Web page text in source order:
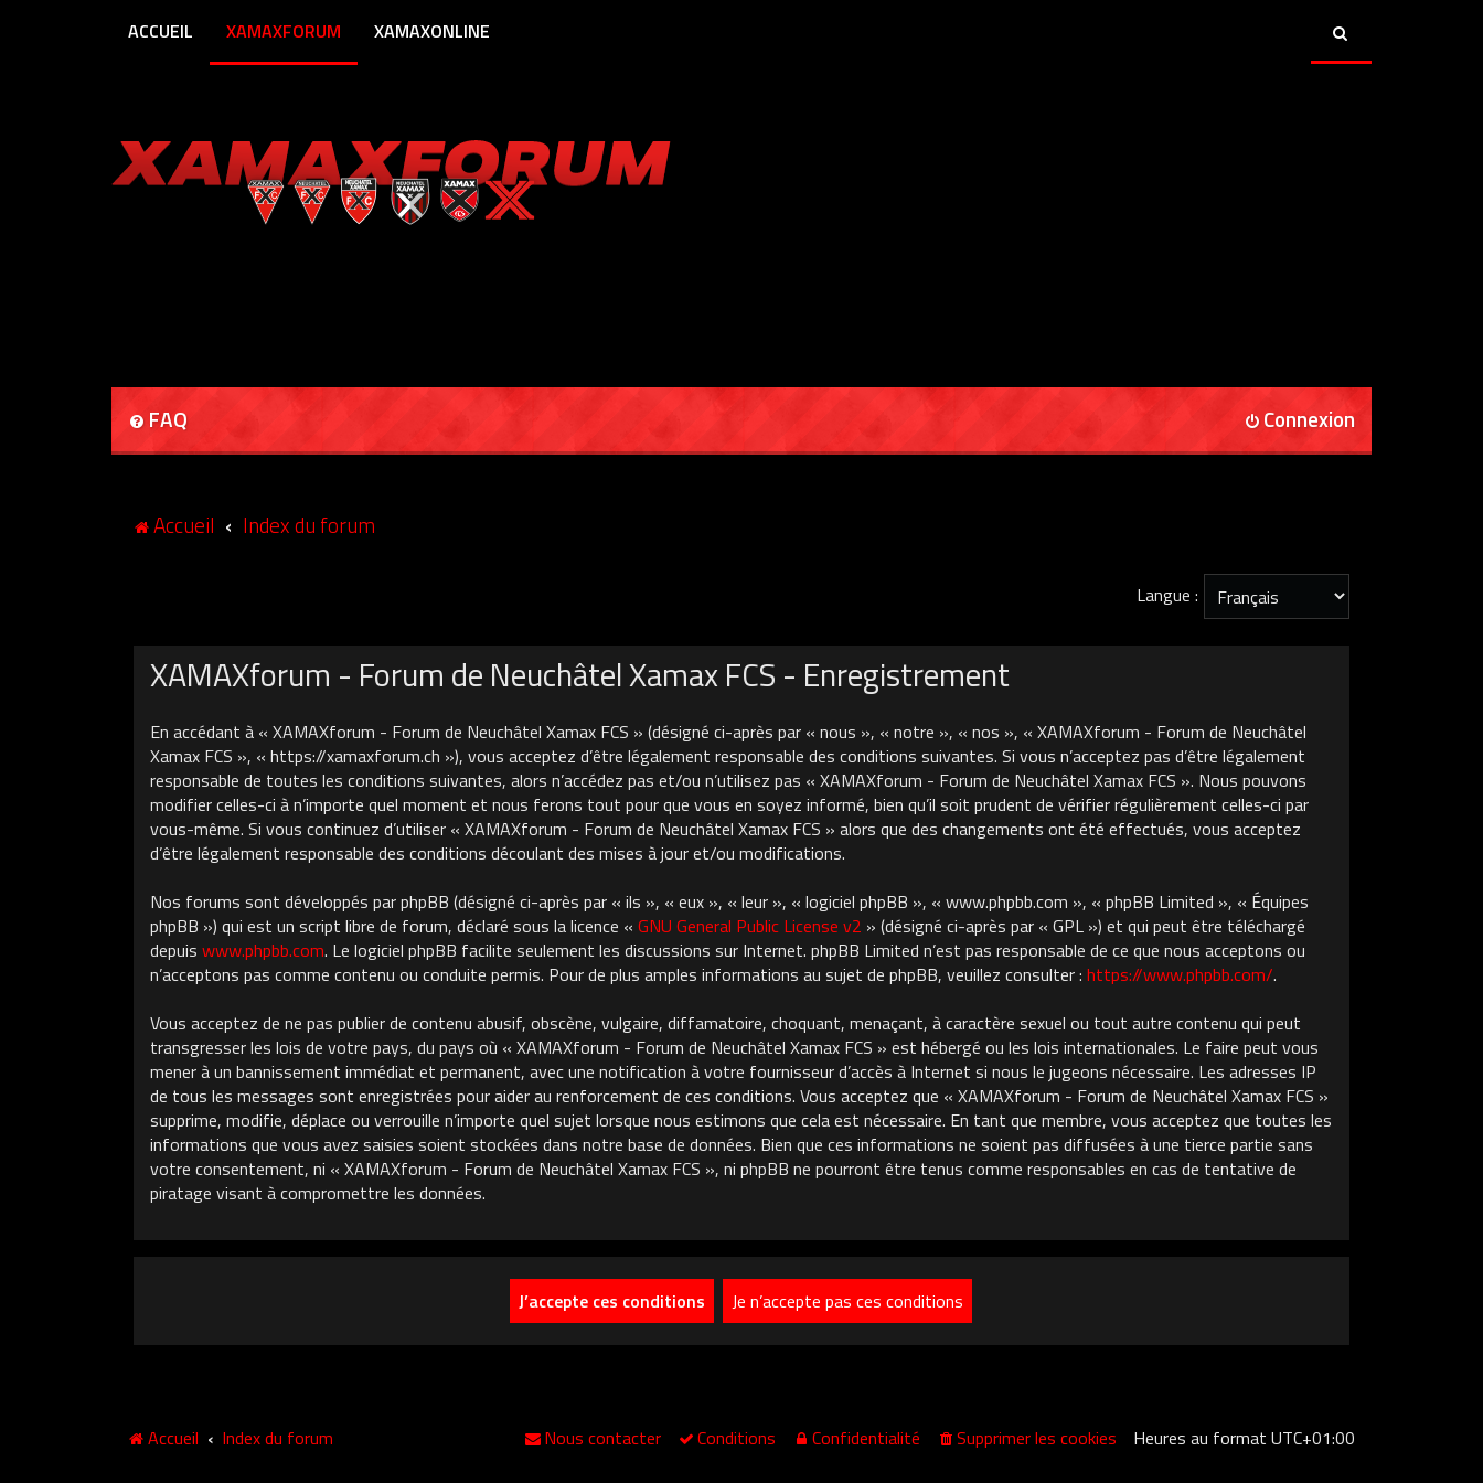
ACCUEIL XAMAXFORUM XAMAXONLINE
FAQ Connexion
Accueil Index du forum
Langue :
XAMAXforum - Forum de Neuchâtel Xamax FCS - Enregistrement
En accédant à « XAMAXforum - Forum de Neuchâtel Xamax FCS » (désigné ci-après par « nous », « notre », « nos », « XAMAXforum - Forum de Neuchâtel
Xamax FCS », « https://xamaxforum.ch »), vous acceptez d’être légalement responsable des conditions suivantes. Si vous n’acceptez pas d’être légalement
responsable de toutes les conditions suivantes, alors n’accédez pas et/ou n’utilisez pas « XAMAXforum - Forum de Neuchâtel Xamax FCS ». Nous pouvons
modifier celles-ci à n’importe quel moment et nous ferons tout pour que vous en soyez informé, bien qu’il soit prudent de vérifier régulièrement celles-ci par
vous-même. Si vous continuez d’utiliser « XAMAXforum - Forum de Neuchâtel Xamax FCS » alors que des changements ont été effectués, vous acceptez
d’être légalement responsable des conditions découlant des mises à jour et/ou modifications.
Nos forums sont développés par phpBB (désigné ci-après par « ils », « eux », « leur », « logiciel phpBB », « www.phpbb.com », « phpBB Limited », « Équipes
phpBB ») qui est un script libre de forum, déclaré sous la licence « GNU General Public License v2 » (désigné ci-après par « GPL ») et qui peut être téléchargé
depuis www.phpbb.com. Le logiciel phpBB facilite seulement les discussions sur Internet. phpBB Limited n’est pas responsable de ce que nous acceptons ou
n’acceptons pas comme contenu ou conduite permis. Pour de plus amples informations au sujet de phpBB, veuillez consulter : https://www.phpbb.com/.
Vous acceptez de ne pas publier de contenu abusif, obscène, vulgaire, diffamatoire, choquant, menaçant, à caractère sexuel ou tout autre contenu qui peut
transgresser les lois de votre pays, du pays où « XAMAXforum - Forum de Neuchâtel Xamax FCS » est hébergé ou les lois internationales. Le faire peut vous
mener à un bannissement immédiat et permanent, avec une notification à votre fournisseur d’accès à Internet si nous le jugeons nécessaire. Les adresses IP
de tous les messages sont enregistrées pour aider au renforcement de ces conditions. Vous acceptez que « XAMAXforum - Forum de Neuchâtel Xamax FCS »
supprime, modifie, déplace ou verrouille n’importe quel sujet lorsque nous estimons que cela est nécessaire. En tant que membre, vous acceptez que toutes les
informations que vous avez saisies soient stockées dans notre base de données. Bien que ces informations ne soient pas diffusées à une tierce partie sans
votre consentement, ni « XAMAXforum - Forum de Neuchâtel Xamax FCS », ni phpBB ne pourront être tenus comme responsables en cas de tentative de
piratage visant à compromettre les données.
Accueil Index du forum Heures au formatUTC+01:00
Supprimer les cookies
Confidentialité
Conditions
Nous contacter